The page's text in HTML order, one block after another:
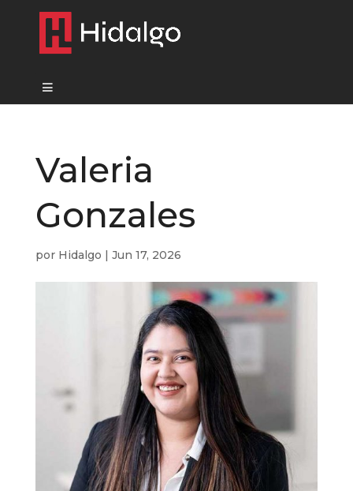
Valeria
Gonzales
por Hidalgo | Jun 17, 2026